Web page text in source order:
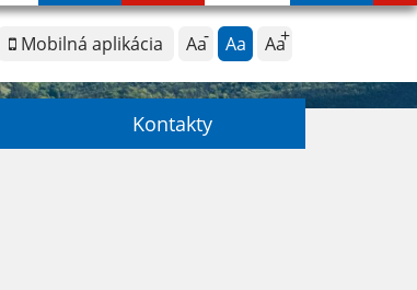
Mobilná aplikácia Aa Aa Aa
Kontakty